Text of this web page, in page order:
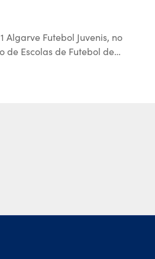
Algarve Futebol Juvenis, no
de Escolas de Futebol de…